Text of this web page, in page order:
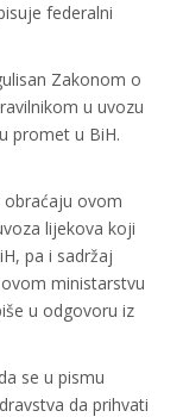
federalni
Zakonom o
u uvozu
promet u BiH.
ovom
lijekova koji
pa i sadržaj
ministarstvu
u odgovoru iz
se u pismu
da prihvati